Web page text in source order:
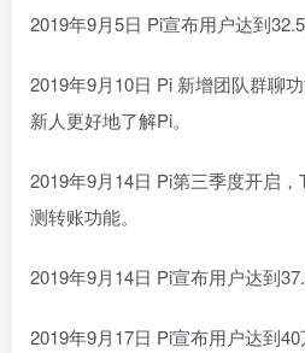
2019年9月5日 Pi宣布用户达到32.5
2019年9月10日 Pi 新增团队群聊
新人更好地了解Pi。
2019年9月14日 Pi第三季度开启
测转账功能。
2019年9月14日 Pi宣布用户达到
2019年9月17日 Pi宣布用户达到